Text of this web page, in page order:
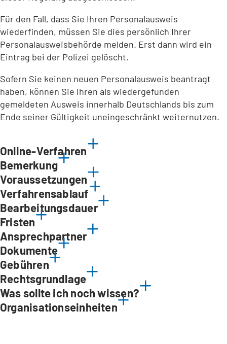
Für den Fall, dass Sie Ihren Personalausweis
wiederfinden, müssen Sie dies persönlich Ihrer
Personalausweisbehörde melden. Erst dann wird ein
Eintrag bei der Polizei gelöscht.
Sofern Sie keinen neuen Personalausweis beantragt
haben, können Sie Ihren als wiedergefunden
gemeldeten Ausweis innerhalb Deutschlands bis zum
Ende seiner Gültigkeit uneingeschränkt weiternutzen.
Online-Verfahren
Bemerkung
Voraussetzungen
Verfahrensablauf
Bearbeitungsdauer
Fristen
Ansprechpartner
Dokumente
Gebühren
Rechtsgrundlage
Was sollte ich noch wissen?
Organisationseinheiten